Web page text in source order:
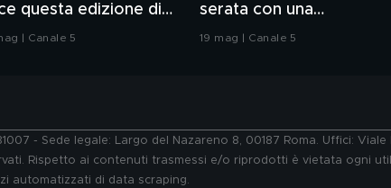
questa edizione di
Fratello VIP
| Canale 5
serata con una
coreografia
19 mag | Canale 5
- Sede legale: Largo del Nazareno 8, 00187 Roma. Uffici:
Rispetto ai contenuti trasmessi e/o riprodotti è vietata ogni
automatizzati di data scraping.